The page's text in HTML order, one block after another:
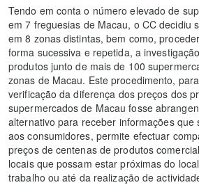
Tendo em conta o número elevado de
em 7 freguesias de Macau, o CC decidiu
em 8 zonas distintas, bem como,
forma sucessiva e repetida, a
produtos junto de mais de 100
zonas de Macau. Este procedimento,
verificação da diferença dos preços dos
supermercados de Macau fosse
alternativo para receber informações que
aos consumidores, permite efectuar
preços de centenas de produtos
locais que possam estar próximas do
trabalho ou até da realização de